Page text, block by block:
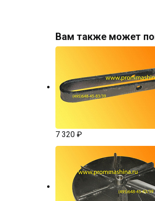
Вам также может
7 320 ₽